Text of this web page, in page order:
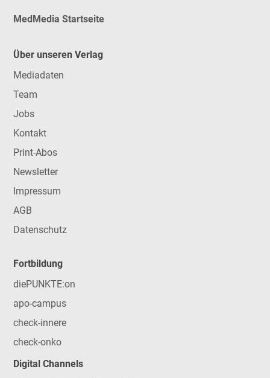
MedMedia Startseite
Über unseren Verlag
Mediadaten
Team
Jobs
Kontakt
Print-Abos
Newsletter
Impressum
AGB
Datenschutz
Fortbildung
diePUNKTE:on
apo-campus
check-innere
check-onko
Digital Channels